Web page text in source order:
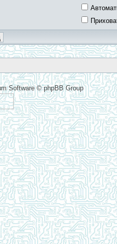
Software © phpBB Group